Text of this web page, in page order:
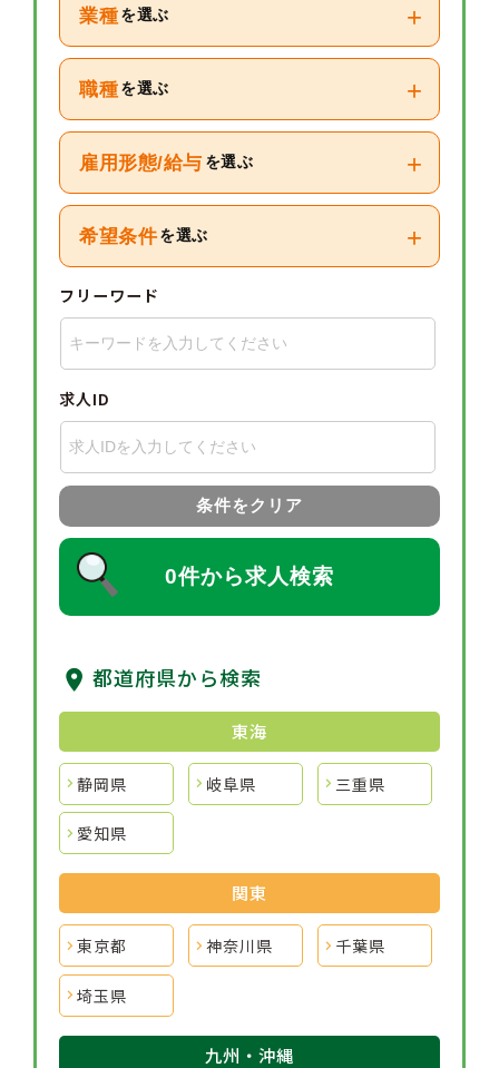
業種 を選ぶ +
職種 を選ぶ +
雇用形態/給与 を選ぶ +
希望条件 を選ぶ +
フリーワード
求人ID
条件をクリア
0件から求人検索
都道府県から検索
東海
静岡県 岐阜県 三重県
愛知県
関東
東京都 神奈川県 千葉県
埼玉県
九州・沖縄